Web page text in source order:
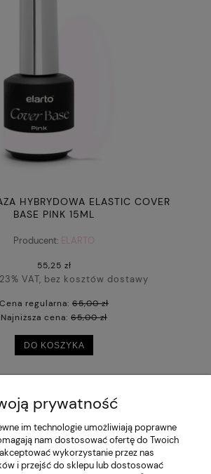
HYBRYDOWA ELASTIC COVER
BASE PINK 15ML
Producent: ELARTO
55,25 zł
VAT, bez kosztów dostawy
Cena regularna: 65,00 zł
Najniższa cena: 65,00 zł
DO KOSZYKA
MOJE KONTO
prywatność
im technologie umożliwiają poprawne
nam dostosować ofertę do Twoich
wykorzystanie przez nas
i przejść do sklepu lub dostosować